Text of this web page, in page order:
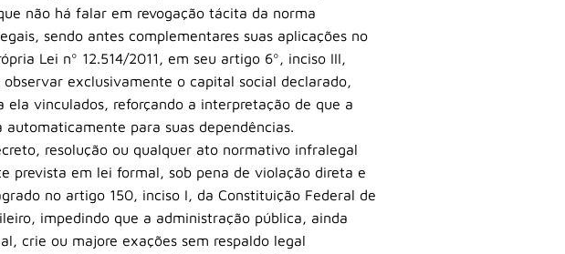
não há falar em revogação tácita da norma
sendo antes complementares suas aplicações no
Lei nº 12.514/2011, em seu artigo 6º, inciso III,
exclusivamente o capital social declarado,
vinculados, reforçando a interpretação de que a
para suas dependências.
resolução ou qualquer ato normativo infralegal
prevista em lei formal, sob pena de violação direta e
no artigo 150, inciso I, da Constituição Federal de
impedindo que a administração pública, ainda
crie ou majore exações sem respaldo legal